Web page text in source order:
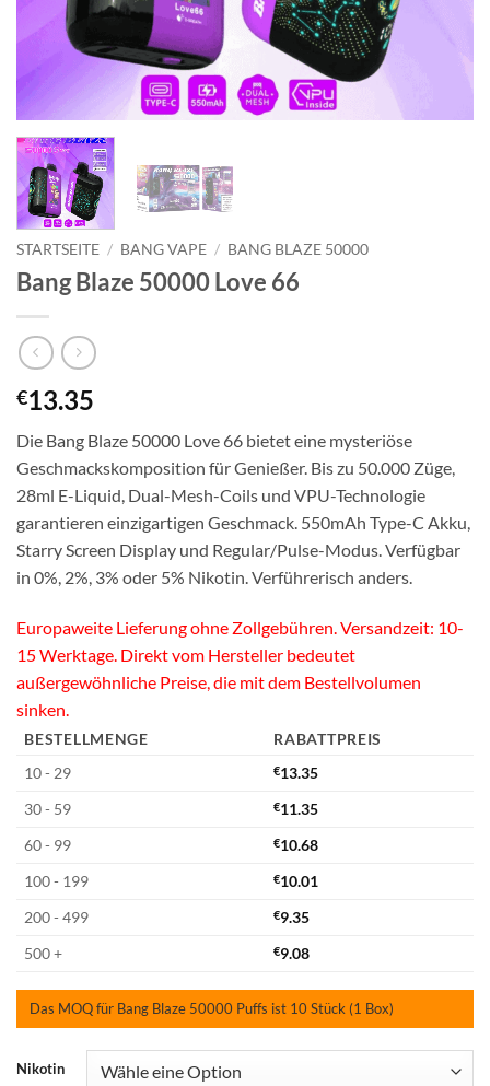
STARTSEITE / BANG VAPE / BANG BLAZE 50000
Bang Blaze 50000 Love 66
€13.35
Die Bang Blaze 50000 Love 66 bietet eine mysteriöse
Geschmackskomposition für Genießer. Bis zu 50.000 Züge,
28ml E-Liquid, Dual-Mesh-Coils und VPU-Technologie
garantieren einzigartigen Geschmack. 550mAh Type-C Akku,
Starry Screen Display und Regular/Pulse-Modus. Verfügbar
in 0%, 2%, 3% oder 5% Nikotin. Verführerisch anders.
Europaweite Lieferung ohne Zollgebühren. Versandzeit: 10-
15 Werktage. Direkt vom Hersteller bedeutet
außergewöhnliche Preise, die mit dem Bestellvolumen
sinken.
BESTELLMENGE
RABATTPREIS
10 - 29
€13.35
30 - 59
€11.35
60 - 99
€10.68
100 - 199
€10.01
200 - 499
€9.35
500 +
€9.08
Das MOQ für Bang Blaze 50000 Puffs ist 10 Stück (1 Box)
Nikotin